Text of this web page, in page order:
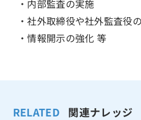
・内部監査の実施
・社外取締役や社外監査役
・情報開示の強化 等
RELATED 関連ナレッジ